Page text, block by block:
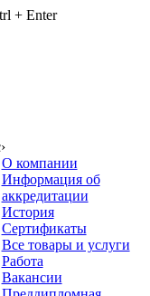
+ Enter
›
О компании
Информация об
аккредитации
История
Сертификаты
Все товары и услуги
Работа
Вакансии